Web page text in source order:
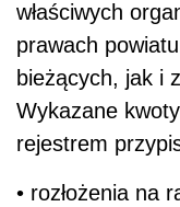
właściwych
prawach
bieżących, jak i
Wykazane
rejestrem
• rozłożenia na